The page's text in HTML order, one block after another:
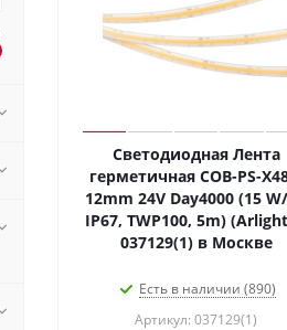
Светодиодная Лента
герметичная COB-PS-
12mm 24V Day4000 (15
IP67, TWP100, 5m)
037129(1) в Москве
Есть в наличии (890)
Артикул: 037129(1)